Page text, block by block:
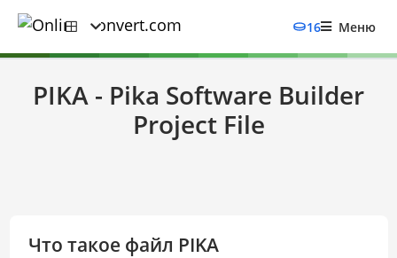
16 Меню
PIKA - Pika Software Builder
Project File
Что такое файл PIKA